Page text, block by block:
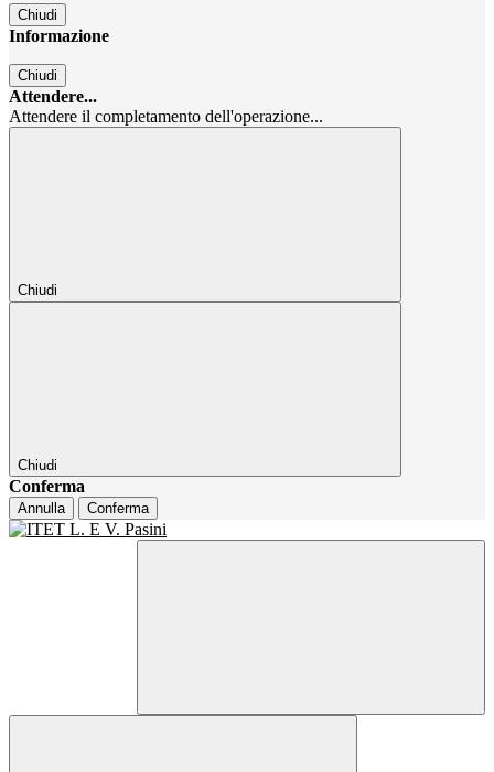
Chiudi
Informazione
Chiudi
Attendere...
Attendere il completamento dell'operazione...
Chiudi
Chiudi
Conferma
Annulla Conferma